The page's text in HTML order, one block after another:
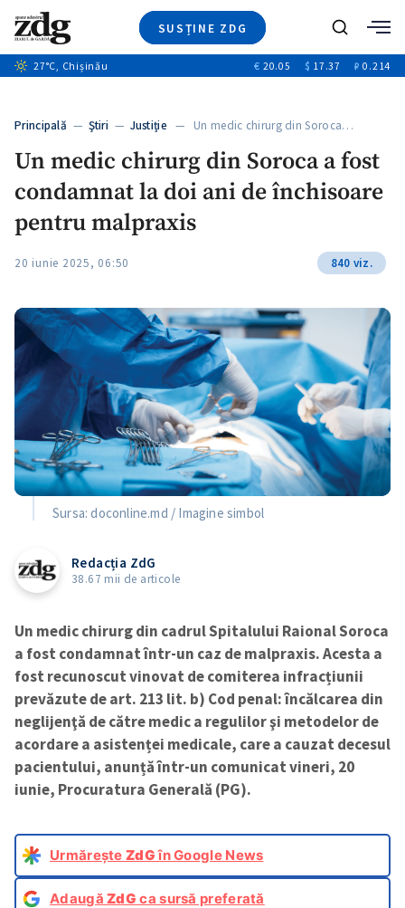
SUSȚINE ZDG
Ştiri
+6
Video
Special
Blog
Caută
27°C, Chișinău € 20.05 $ 17.37 ₽ 0.214
Principală — Ştiri — Justiție— Un medic chirurg din Soroca…
Un medic chirurg din Soroca a fost
condamnat la doi ani de închisoare
pentru malpraxis
20 iunie 2025, 06:50 840 viz.
Sursa: doconline.md / Imagine simbol
Redacția ZdG
38.67 mii de articole
Un medic chirurg din cadrul Spitalului Raional Soroca
a fost condamnat într-un caz de malpraxis. Acesta a
fost recunoscut vinovat de comiterea infracțiunii
prevăzute de art. 213 lit. b) Cod penal: încălcarea din
neglijenţă de către medic a regulilor şi metodelor de
acordare a asistenței medicale, care a cauzat decesul
pacientului, anunță într-un comunicat vineri, 20
iunie, Procuratura Generală (PG).
Urmărește ZdGîn Google News
AdaugăZdG ca sursă preferată